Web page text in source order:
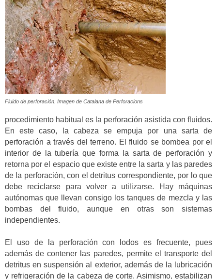
Fluido de perforación. Imagen de Catalana de Perforacions
procedimiento habitual es la perforación asistida con fluidos.
En este caso, la cabeza se empuja por una sarta de
perforación a través del terreno. El fluido se bombea por el
interior de la tubería que forma la sarta de perforación y
retorna por el espacio que existe entre la sarta y las paredes
de la perforación, con el detritus correspondiente, por lo que
debe reciclarse para volver a utilizarse. Hay máquinas
autónomas que llevan consigo los tanques de mezcla y las
bombas del fluido, aunque en otras son sistemas
independientes.
El uso de la perforación con lodos es frecuente, pues
además de contener las paredes, permite el transporte del
detritus en suspensión al exterior, además de la lubricación
y refrigeración de la cabeza de corte. Asimismo, estabilizan